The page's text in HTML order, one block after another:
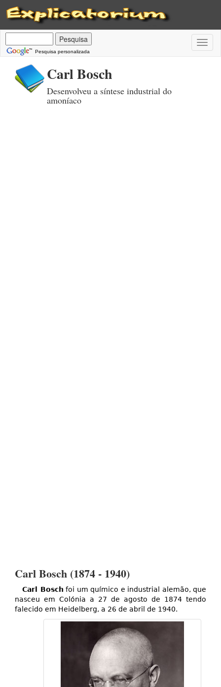
Pesquisa personalizada
Carl Bosch
Desenvolveu a síntese industrial do
amoníaco
Carl Bosch (1874 - 1940)
Carl Bosch foi um químico e industrial alemão, que
nasceu em Colónia a 27 de agosto de 1874 tendo
falecido em Heidelberg, a 26 de abril de 1940.